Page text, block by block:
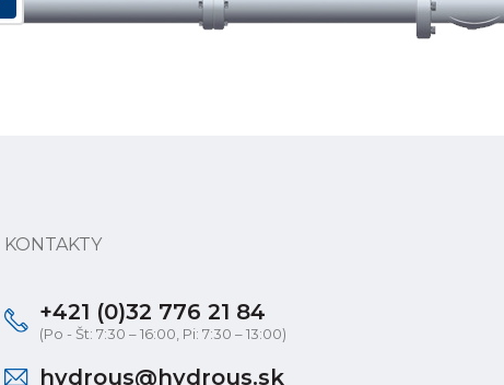
KONTAKTY
+421 (0)32 776 21 84
(Po - Št: 7:30 – 16:00, Pi: 7:30 – 13:00)
hydrous@hydrous.sk